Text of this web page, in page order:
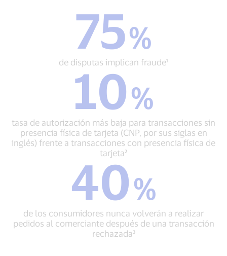
75
%
de
disputas
implican
fraude¹
75%
de disputas implican fraude¹
10
%
tasa
de
autorización
más
baja
para
transacciones
sin
presencia
física
de
(CNP,
por
sus
10%
tasa de autorización más baja para transacciones sin
presencia física de tarjeta (CNP, por sus siglas en
inglés) frente a transacciones con presencia física de
tarjeta²
40
de
los
consumidores
nunca
volverán
a
40%
de los consumidores nunca volverán a realizar
pedidos al comerciante después de una transacción
rechazada³